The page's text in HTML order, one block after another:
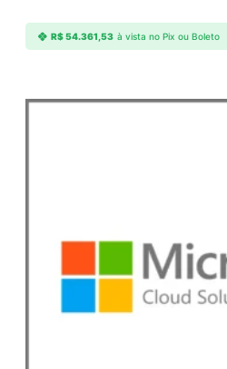
R$54.361,53 à vista no Pix ou Boleto